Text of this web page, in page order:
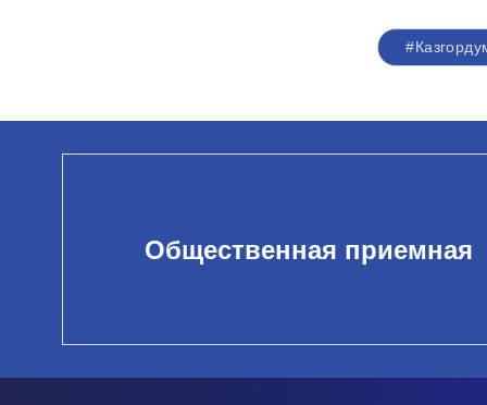
Общественная приемная